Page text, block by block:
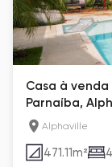
Casa à
Parnaíba,
Alphaville
471.11m² 4